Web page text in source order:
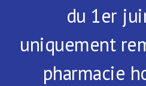
du 1er
uniquement
pharmacie